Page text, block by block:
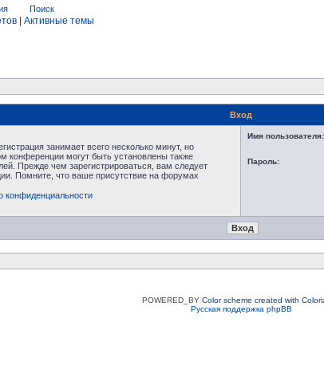
Поиск
Активные темы
Вход
занимает всего несколько минут, но
конференции могут быть установлены также
Прежде чем зарегистрироваться, вам следует
Помните, что ваше присутствие на форумах
конфиденциальности
Имя пользователя:
Пароль:
POWERED_BY Color scheme created with
Русская поддержка phpBB